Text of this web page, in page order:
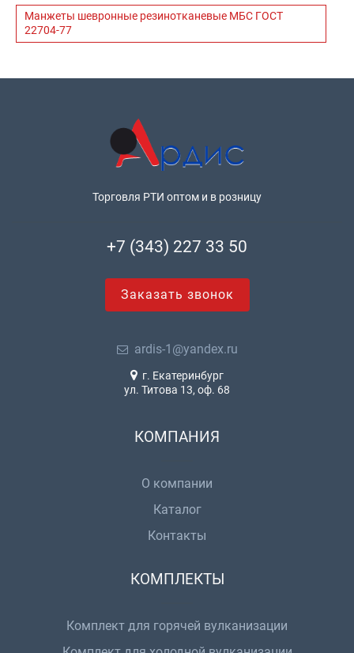
Манжеты шевронные резинотканевые МБС ГОСТ
22704-77
Торговля РТИ оптом и в розницу
+7 (343) 227 33 50
Заказать звонок
ardis-1@yandex.ru
г. Екатеринбург
ул. Титова 13, оф. 68
КОМПАНИЯ
О компании
Каталог
Контакты
КОМПЛЕКТЫ
Комплект для горячей вулканизации